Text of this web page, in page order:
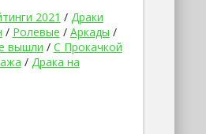
2021 / Драки
/ Ролевые / Аркады /
вышли / С Прокачкой
/ Драка на